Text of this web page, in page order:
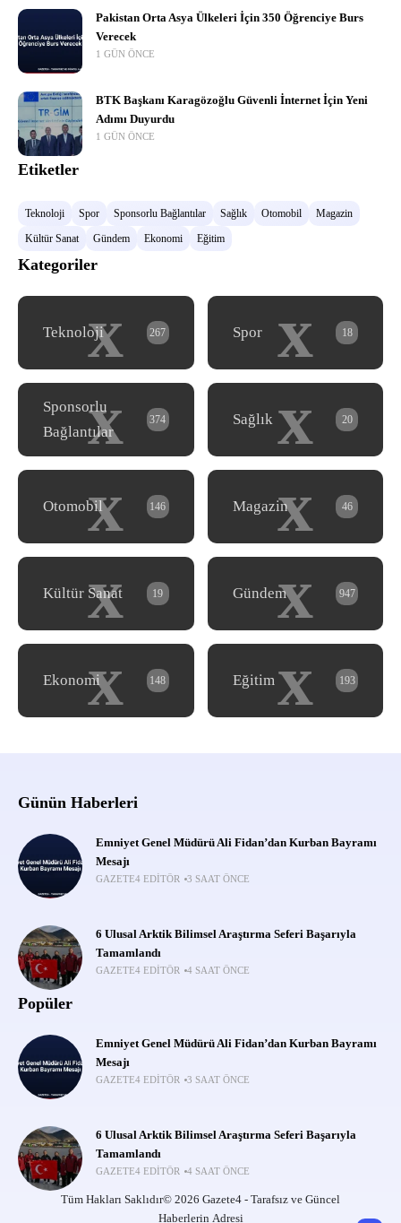
Pakistan Orta Asya Ülkeleri İçin 350 Öğrenciye Burs
Verecek
1 GÜN ÖNCE
BTK Başkanı Karagözoğlu Güvenli İnternet İçin Yeni
Adımı Duyurdu
1 GÜN ÖNCE
Etiketler
Teknoloji Spor Sponsorlu Bağlantılar Sağlık Otomobil
Magazin
Kültür Sanat
Gündem Ekonomi Eğitim
Kategoriler
x
Teknoloji 267 x
Spor 18
x
Sponsorlu
Bağlantılar
374 x
Sağlık 20
x
Otomobil 146 x
Magazin 46
x
Kültür Sanat 19 x
Gündem 947
x
Ekonomi 148 x
Eğitim 193
Günün Haberleri
Emniyet Genel Müdürü Ali Fidan’dan Kurban Bayramı
Mesajı
GAZETE4 EDITÖR 3 SAAT ÖNCE
6 Ulusal Arktik Bilimsel Araştırma Seferi Başarıyla
Tamamlandı
GAZETE4 EDITÖR 4 SAAT ÖNCE
Popüler
Emniyet Genel Müdürü Ali Fidan’dan Kurban Bayramı
Mesajı
GAZETE4 EDITÖR 3 SAAT ÖNCE
6 Ulusal Arktik Bilimsel Araştırma Seferi Başarıyla
Tamamlandı
GAZETE4 EDITÖR 4 SAAT ÖNCE
Tüm Hakları Saklıdır© 2026 Gazete4 - Tarafsız ve Güncel
Haberlerin Adresi